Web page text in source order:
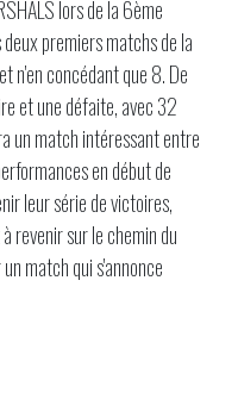
lors de la 6ème
premiers matchs de la
n'en concédant que 8. De
et une défaite, avec 32
un match intéressant entre
en début de
leur série de victoires,
revenir sur le chemin du
match qui s'annonce